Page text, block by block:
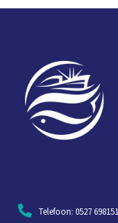
Telefoon: 0527 698151